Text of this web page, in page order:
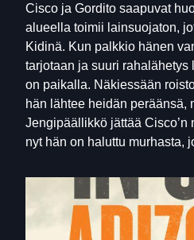
Cisco ja Gordito saapuvat
alueella toimii lainsuojaton,
Kidinä. Kun palkkio hänen
tarjotaan ja suuri
on paikalla. Näkiessään
hän lähtee heidän peräänsä,
Jengipäällikkö jättää
nyt hän on haluttu murhasta,